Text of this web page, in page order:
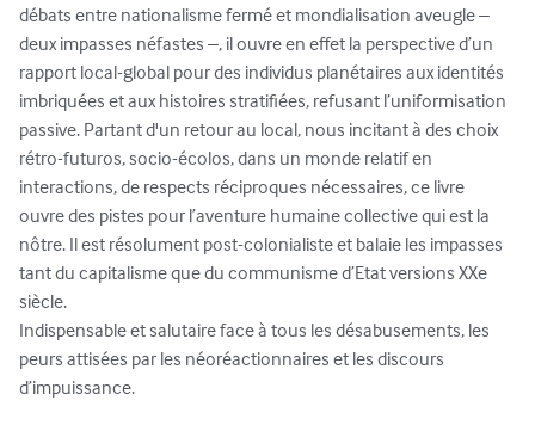
débats entre nationalisme fermé et mondialisation aveugle –
deux impasses néfastes –, il ouvre en effet la perspective d’un
rapport local-global pour des individus planétaires aux identités
imbriquées et aux histoires stratifiées, refusant l’uniformisation
passive. Partant d'un retour au local, nous incitant à des choix
rétro-futuros, socio-écolos, dans un monde relatif en
interactions, de respects réciproques nécessaires, ce livre
ouvre des pistes pour l’aventure humaine collective qui est la
nôtre. Il est résolument post-colonialiste et balaie les impasses
tant du capitalisme que du communisme d’Etat versions XXe
siècle.
Indispensable et salutaire face à tous les désabusements, les
peurs attisées par les néoréactionnaires et les discours
d’impuissance.